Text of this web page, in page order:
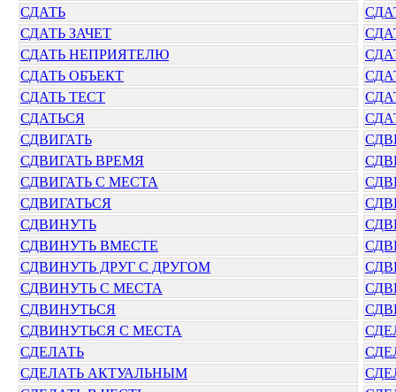
СДАТЬ
СДАТЬ ЗАЧЕТ
СДАТЬ НЕПРИЯТЕЛЮ
СДАТЬ ОБЪЕКТ
СДАТЬ ТЕСТ
СДАТЬСЯ
СДВИГАТЬ
СДВИГАТЬ ВРЕМЯ
СДВИГАТЬ С МЕСТА
СДВИГАТЬСЯ
СДВИНУТЬ
СДВИНУТЬ ВМЕСТЕ
СДВИНУТЬ ДРУГ С ДРУГОМ
СДВИНУТЬ С МЕСТА
СДВИНУТЬСЯ
СДВИНУТЬСЯ С МЕСТА
СДЕЛАТЬ
СДЕЛАТЬ АКТУАЛЬНЫМ